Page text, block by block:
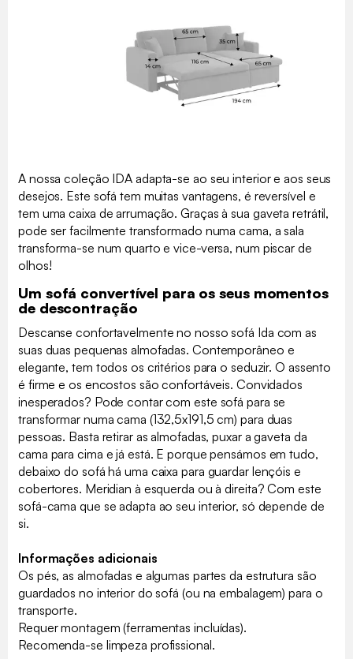
A nossa coleção IDA adapta-se ao seu interior e aos seus
desejos. Este sofá tem muitas vantagens, é reversível e
tem uma caixa de arrumação. Graças à sua gaveta retrátil,
pode ser facilmente transformado numa cama, a sala
transforma-se num quarto e vice-versa, num piscar de
olhos!
Um sofá convertível para os seus momentos
de descontração
Descanse confortavelmente no nosso sofá Ida com as
suas duas pequenas almofadas. Contemporâneo e
elegante, tem todos os critérios para o seduzir. O assento
é firme e os encostos são confortáveis. Convidados
inesperados? Pode contar com este sofá para se
transformar numa cama (132,5x191,5 cm) para duas
pessoas. Basta retirar as almofadas, puxar a gaveta da
cama para cima e já está. E porque pensámos em tudo,
debaixo do sofá há uma caixa para guardar lençóis e
cobertores. Meridian à esquerda ou à direita? Com este
sofá-cama que se adapta ao seu interior, só depende de
si.
Informações adicionais
Os pés, as almofadas e algumas partes da estrutura são
guardados no interior do sofá (ou na embalagem) para o
transporte.
Requer montagem (ferramentas incluídas).
Recomenda-se limpeza profissional.